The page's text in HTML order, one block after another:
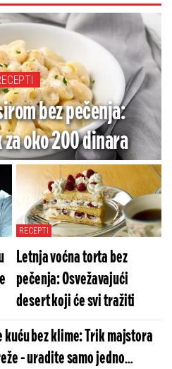
bez pečenja:
oko 200 dinara
RECEPTI
Letnja voćna torta bez
pečenja: Osvežavajući
desert koji će svi tražiti
kuću bez klime: Trik majstora
- uradite samo jedno